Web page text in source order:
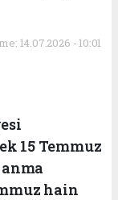
14.07.2026 - 10:01
15 Temmuz
hain